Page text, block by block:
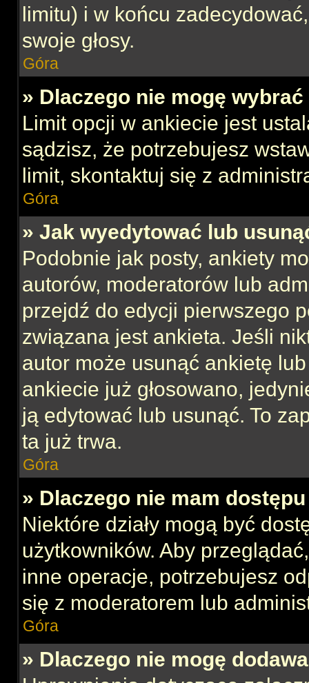
limitu) i w końcu
swoje głosy.
Góra
» Dlaczego nie mogę
Limit opcji w ankiecie jest
sądzisz, że potrzebujesz
limit, skontaktuj się z
Góra
» Jak wyedytować lub
Podobnie jak posty, ankiety
autorów, moderatorów lub
przejdź do edycji pierwszego
związana jest ankieta. Jeśli
autor może usunąć ankietę
ankiecie już głosowano,
ją edytować lub usunąć. To
ta już trwa.
Góra
» Dlaczego nie mam dostępu
Niektóre działy mogą być
użytkowników. Aby
inne operacje, potrzebujesz
się z moderatorem lub
Góra
» Dlaczego nie mogę